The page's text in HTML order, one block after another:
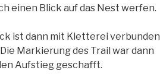
einen Blick auf das Nest werfen.
ist dann mit Kletterei verbunden
Markierung des Trail war dann
Aufstieg geschafft.